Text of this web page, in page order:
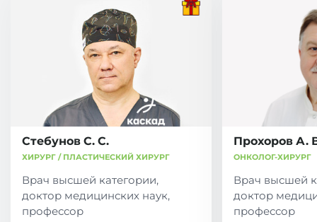
Стебунов С. С.
ХИРУРГ / ПЛАСТИЧЕСКИЙ ХИРУРГ
Врач высшей категории,
доктор медицинских наук,
профессор
Прохоров А.
ОНКОЛОГ-ХИРУРГ
Врач высшей
доктор
профессор